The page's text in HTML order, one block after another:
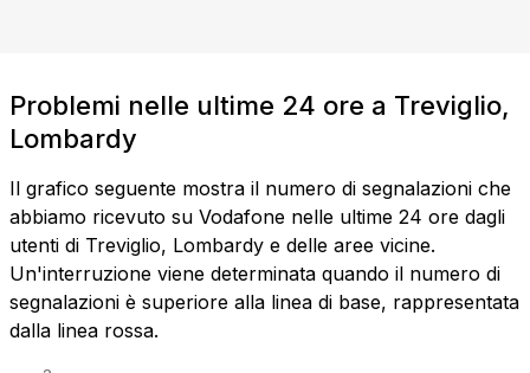
Problemi nelle ultime 24 ore a Treviglio,
Lombardy
Il grafico seguente mostra il numero di segnalazioni che
abbiamo ricevuto su Vodafone nelle ultime 24 ore dagli
utenti di Treviglio, Lombardy e delle aree vicine.
Un'interruzione viene determinata quando il numero di
segnalazioni è superiore alla linea di base, rappresentata
dalla linea rossa.